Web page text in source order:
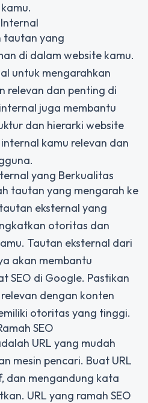
tautan yang
di dalam website kamu.
untuk mengarahkan
relevan dan penting di
juga membantu
dan hierarki website
kamu relevan dan
yang Berkualitas
tautan yang mengarah ke
eksternal yang
otoritas dan
Tautan eksternal dari
akan membantu
SEO di Google. Pastikan
dengan konten
otoritas yang tinggi.
SEO
URL yang mudah
mesin pencari. Buat URL
dan mengandung kata
URL yang ramah SEO